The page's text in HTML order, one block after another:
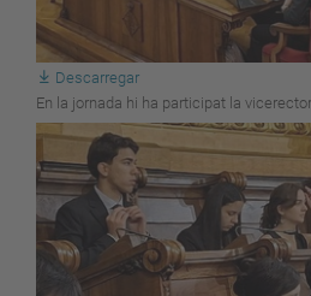
Descarregar
En la jornada hi ha participat la